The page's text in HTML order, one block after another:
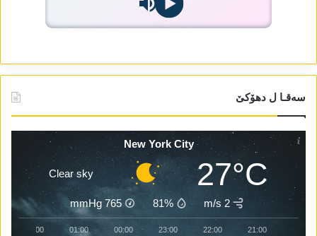
سەقـا ل دھۆکێ
New York City
27°C
Clear sky
2 m/s
81%
765
mmHg
21:00
22:00
23:00
00:00
01:00
02:00